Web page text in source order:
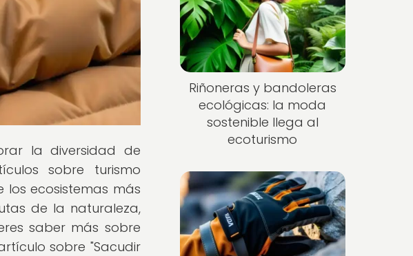
la diversidad de
sobre turismo
ecosistemas más
de la naturaleza,
saber más sobre
sobre "Sacudir
Riñoneras y bandoleras
ecológicas: la moda
sostenible llega al
ecoturismo